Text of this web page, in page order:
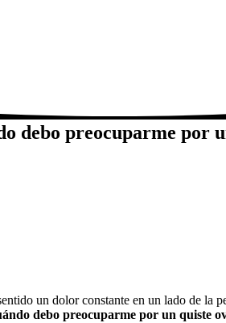
debo preocuparme por
un dolor constante en un lado de la
debo preocuparme por un quiste